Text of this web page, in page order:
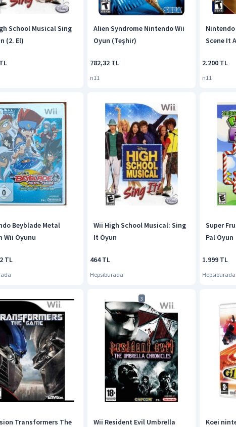
School Musical Sing
(2. El)
Alien Syndrome Nintendo Wii
Oyun (Teşhir)
782,32 TL
n11
Scene It
2.200 TL
n11
Beyblade Metal
Wii Oyunu
TL
Wii High School Musical: Sing
It Oyun
464 TL
Hepsiburada
Super
Pal Oyun
1.999 TL
Hepsiburada
Transformers The
3
Wii Resident Evil Umbrella
Koei